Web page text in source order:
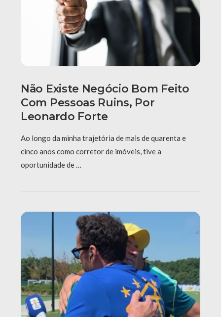
Não Existe Negócio Bom Feito
Com Pessoas Ruins, Por
Leonardo Forte
Ao longo da minha trajetória de mais de quarenta e
cinco anos como corretor de imóveis, tive a
oportunidade de …